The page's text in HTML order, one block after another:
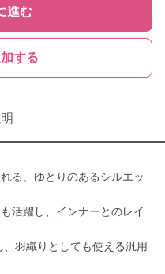
進む
する
る、ゆとりのあるシルエッ
活躍し、インナーとのレイ
羽織りとしても使える汎用